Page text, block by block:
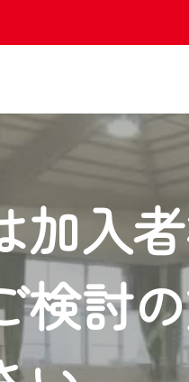
加入
検討
TV』は2024年9月
まいの地域の動画コ
から、いつでも・ど
町の地域情報番組をご